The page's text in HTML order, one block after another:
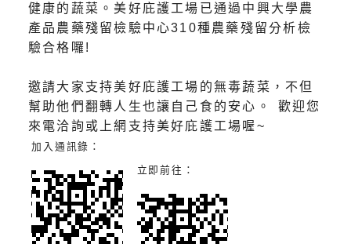
健康的蔬菜。美好庇護工場已通過中興大學農
產品農藥殘留檢驗中心310種農藥殘留分析檢
驗合格囉!
邀請大家支持美好庇護工場的無毒蔬菜，不但
幫助他們翻轉人生也讓自己食的安心。 歡迎您
來電洽詢或上網支持美好庇護工場喔~
加入通訊錄：
立即前往：